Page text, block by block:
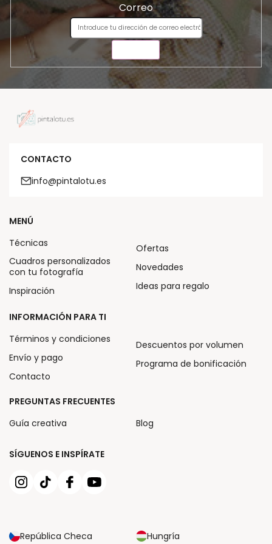
Correo
CONTACTO
info@pintalotu.es
SÍGUENOS E INSPÍRATE
República Checa Hungría
MENÚ
Técnicas
Cuadros personalizados
con tu fotografía
Inspiración
Ofertas
Novedades
Ideas para regalo
INFORMACIÓN PARA TI
Términos y condiciones
Envío y pago
Contacto
Descuentos por volumen
Programa de bonificación
PREGUNTAS FRECUENTES
Guía creativa
Blog